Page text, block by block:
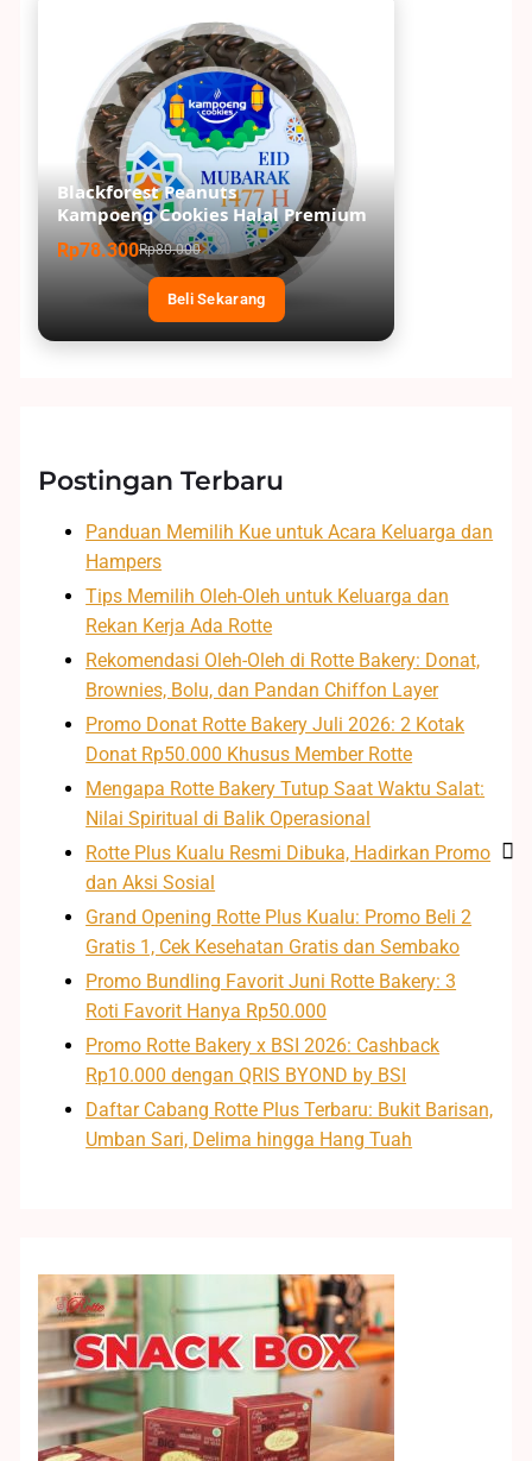
Blackforest Peanuts
Kampoeng Cookies Halal Premium
Rp78.300Rp80.000
Beli Sekarang
Postingan Terbaru
Panduan Memilih Kue untuk Acara Keluarga dan
Hampers
Tips Memilih Oleh-Oleh untuk Keluarga dan
Rekan Kerja Ada Rotte
Rekomendasi Oleh-Oleh di Rotte Bakery: Donat,
Brownies, Bolu, dan Pandan Chiffon Layer
Promo Donat Rotte Bakery Juli 2026: 2 Kotak
Donat Rp50.000 Khusus Member Rotte
Mengapa Rotte Bakery Tutup Saat Waktu Salat:
Nilai Spiritual di Balik Operasional
Rotte Plus Kualu Resmi Dibuka, Hadirkan Promo
dan Aksi Sosial
Grand Opening Rotte Plus Kualu: Promo Beli 2
Gratis 1, Cek Kesehatan Gratis dan Sembako
Promo Bundling Favorit Juni Rotte Bakery: 3
Roti Favorit Hanya Rp50.000
Promo Rotte Bakery x BSI 2026: Cashback
Rp10.000 dengan QRIS BYOND by BSI
Daftar Cabang Rotte Plus Terbaru: Bukit Barisan,
Umban Sari, Delima hingga Hang Tuah